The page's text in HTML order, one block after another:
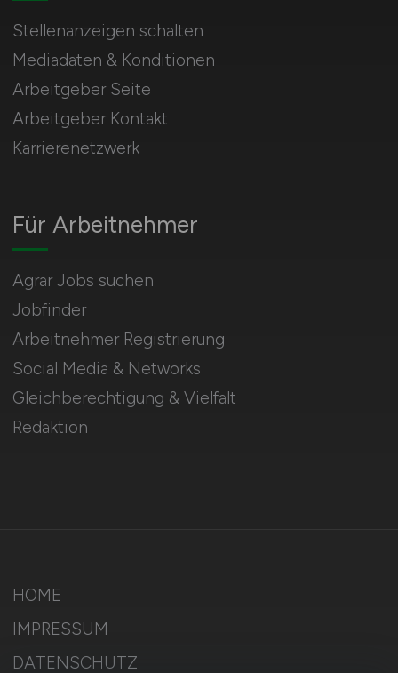
Für Arbeitnehmer
Agrar Jobs suchen
Jobfinder
Arbeitnehmer Registrierung
Social Media & Networks
Gleichberechtigung & Vielfalt
Redaktion
Stellenanzeigen schalten
Mediadaten & Konditionen
Arbeitgeber Seite
Arbeitgeber Kontakt
Karrierenetzwerk
HOME
IMPRESSUM
DATENSCHUTZ